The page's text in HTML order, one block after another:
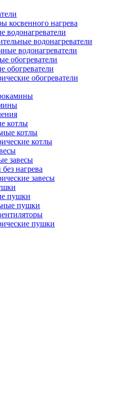
косвенного нагрева
водонагреватели
водонагреватели
водонагреватели
обогреватели
обогреватели
обогреватели
котлы
котлы
котлы
завесы
нагрева
завесы
пушки
пушки
пушки